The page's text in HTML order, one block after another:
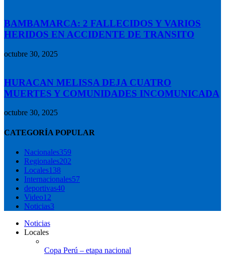
BAMBAMARCA: 2 FALLECIDOS Y VARIOS
HERIDOS EN ACCIDENTE DE TRANSITO
octubre 30, 2025
HURACAN MELISSA DEJA CUATRO
MUERTES Y COMUNIDADES INCOMUNICADA
octubre 30, 2025
CATEGORÍA POPULAR
Nacionales359
Regionales202
Locales138
Internacionales57
deportivas40
Video12
Noticias3
Noticias
Locales
Copa Perú – etapa nacional